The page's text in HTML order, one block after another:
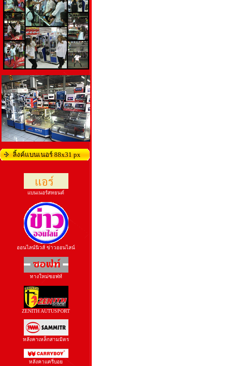
ลิ้งค์แบนเนอร์ 88x31 px
แบนเนอร์สหยนต์
ออนไลน์นิวส์ ข่าวออนไลน์
ทางใหม่ซอฟท์
ZENITH AUTUSPORT
หลังคาเหล็กสามมิตร
หลังคาแครี่บอย